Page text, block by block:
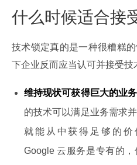
什么时候适合接
技术锁定真的是一种很糟糕
下企业反而应当认可并接受技
维持现状可获得巨大的业
的技术可以满足业务需求
就能从中获得足够的
Google 云服务是专有的